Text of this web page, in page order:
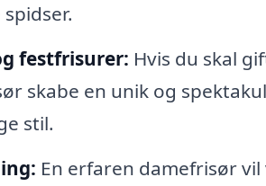
festfrisurer: Hvis du skal
skabe en unik og
stil.
En erfaren damefrisør